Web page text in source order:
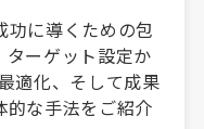
功に導くための包
ーゲット設定か
適化、そして成果
的な手法をご紹介